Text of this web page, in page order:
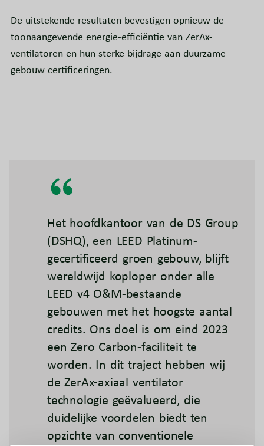
De uitstekende resultaten bevestigen opnieuw de
toonaangevende energie-efficiëntie van ZerAx-
ventilatoren en hun sterke bijdrage aan duurzame
gebouw certificeringen.
Het hoofdkantoor van de DS Group
(DSHQ), een LEED Platinum-
gecertificeerd groen gebouw, blijft
wereldwijd koploper onder alle
LEED v4 O&M-bestaande
gebouwen met het hoogste aantal
credits. Ons doel is om eind 2023
een Zero Carbon-faciliteit te
worden. In dit traject hebben wij
de ZerAx-axiaal ventilator
technologie geëvalueerd, die
duidelijke voordelen biedt ten
opzichte van conventionele